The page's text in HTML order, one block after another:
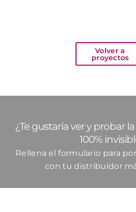
Volver a
proyectos
¿Te gustaría ver y probar
100%
Rellena el formulario para
con tu distribuidor